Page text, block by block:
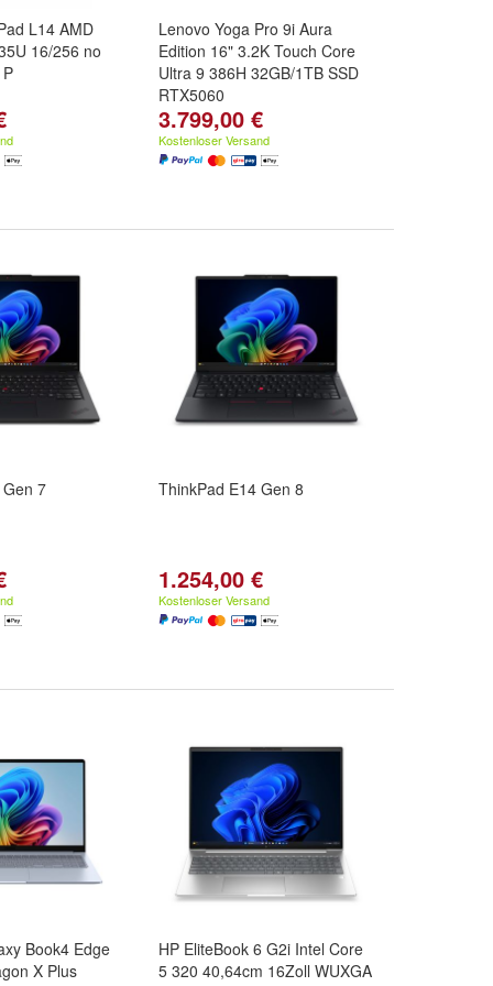
L14 AMD
16/256 no
Lenovo Yoga Pro 9i Aura
Edition 16" 3.2K Touch Core
Ultra 9 386H 32GB/1TB SSD
RTX5060
3.799,00 €
Kostenloser Versand
7 ThinkPad E14 Gen 8
1.254,00 €
Kostenloser Versand
Book4 Edge
X Plus
HP EliteBook 6 G2i Intel Core
5 320 40,64cm 16Zoll WUXGA